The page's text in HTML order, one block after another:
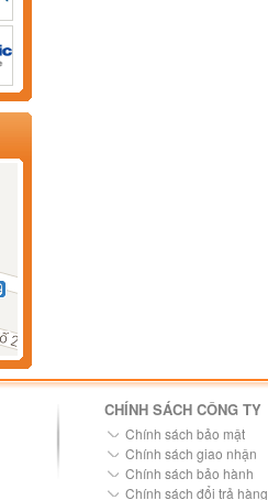
CHÍNH SÁCH CÔNG TY
Chính sách bảo mật
Chính sách giao nhận
Chính sách bảo hành
Chính sách đổi trả hàng